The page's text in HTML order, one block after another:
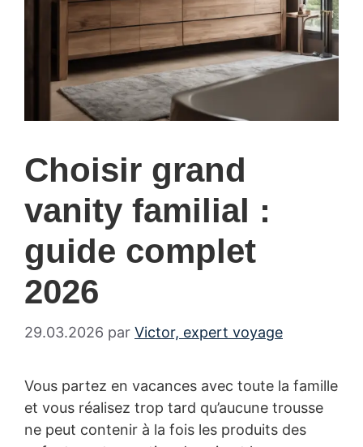
Choisir grand
vanity familial :
guide complet
2026
29.03.2026 par Victor, expert voyage
Vous partez en vacances avec toute la famille
et vous réalisez trop tard qu’aucune trousse
ne peut contenir à la fois les produits des